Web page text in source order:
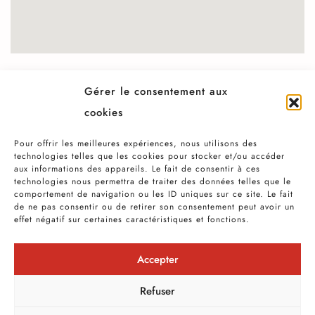
Gérer le consentement aux
cookies
Pour offrir les meilleures expériences, nous utilisons des
technologies telles que les cookies pour stocker et/ou accéder
aux informations des appareils. Le fait de consentir à ces
technologies nous permettra de traiter des données telles que le
comportement de navigation ou les ID uniques sur ce site. Le fait
de ne pas consentir ou de retirer son consentement peut avoir un
effet négatif sur certaines caractéristiques et fonctions.
Accepter
Refuser
SUIVEZ L'AGENCE SUR LES RÉSEAUX
06 24 22 14 47 ● 60 Avenue Honoré